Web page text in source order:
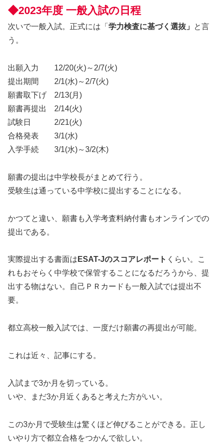
◆2023年度 一般入試の日程
次いで一般入試。正式には「 学力検査に基づく選抜」
と言
う。
出願入力 12/20(火)～2/7(火)
提出期間 2/1(水)～2/7(火)
願書取下げ 2/13(月)
願書再提出 2/14(火)
試験日 2/21(火)
合格発表 3/1(水)
入学手続 3/1(水)～3/2(木)
願書の提出は中学校長がまとめて行う。
受験生は通っている中学校に提出することになる。
かつてと違い、願書も入学考査料納付書もオンラインでの
提出である。
実際提出する書面は ESAT-Jのスコアレポート くらい。こ
れもおそらく中学校で保管することになるだろうから、提
出する物はない。自己ＰＲカードも一般入試では提出不
要。
都立高校一般入試では、一度だけ願書の再提出が可能。
これは近々、記事にする。
入試まで3か月を切っている。
いや、まだ3か月近くあると考えた方がいい。
この3か月で受験生は驚くほど伸びることができる。正し
いやり方で都立合格をつかんで欲しい。